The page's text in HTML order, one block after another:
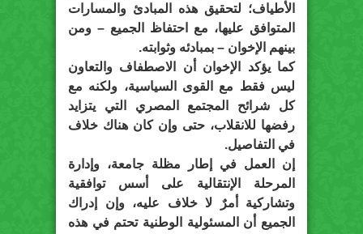
الأطياف؛ لتحقيق هذه المبادئ والمسارات
المتوافق عليها، مع احتفاظ الجميع – ومن
بينهم الإخوان – بمبادئه وثوابته.
كما يؤكد الإخوان أن الاصطفاف والتعاون
ليس فقط مع القوى السياسية، ولكنه مع
كل شرائح المجتمع المصري التي يتزايد
رفضها للانقلاب، حتى وإن كان هناك خلاف
في التفاصيل.
إن العمل في إطار مظلة جامعة، وإدارة
المرحلة الإنتقالية على أسس توافقية
وتشاركية أمرٌ لا خلاف عليه، وإن إدراك
الجميع أن المسئولية الوطنية تحتم في هذه